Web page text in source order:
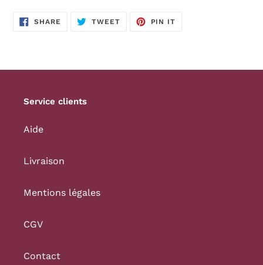
SHARE SHARE
TWEETTWEET
PIN IT
Service clients
Aide
Livraison
Mentions légales
CGV
Contact